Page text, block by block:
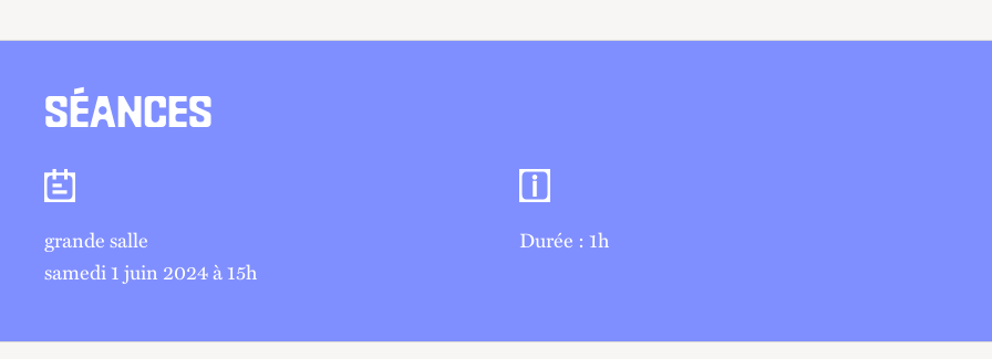
SÉANCES
Séances
grande salle
samedi 1 juin 2024 à 15h
Informations pratiques
Durée : 1h